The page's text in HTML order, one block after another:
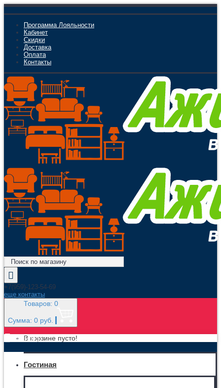
Программа Лояльности
Кабинет
Скидки
Доставка
Оплата
Контакты
+7(959)-123-54-69
еще контакты
Товаров: 0
Сумма: 0 руб.
В корзине пусто!
МЕНЮ
Гостиная